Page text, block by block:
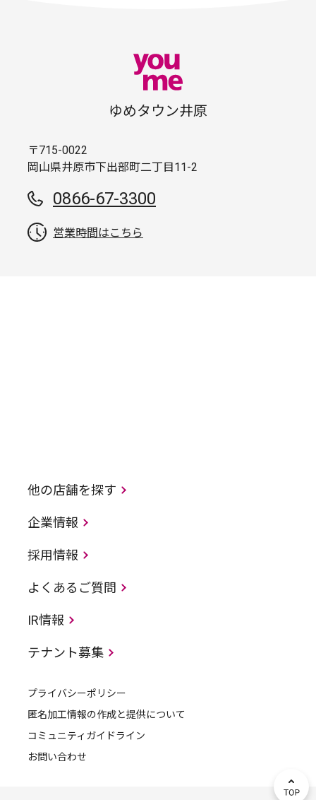
ゆめタウン井原
〒715-0022
岡山県井原市下出部町二丁目11-2
0866-67-3300
営業時間はこちら
他の店舗を探す
企業情報
採用情報
よくあるご質問
IR情報
テナント募集
プライバシーポリシー
匿名加工情報の作成と提供について
コミュニティガイドライン
お問い合わせ